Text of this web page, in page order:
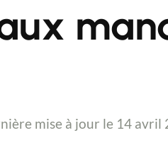
mise à jour le 14 avril